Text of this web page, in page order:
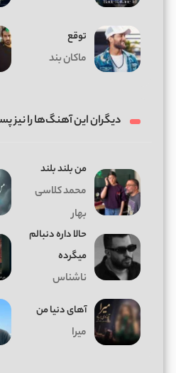
توقع
ماکان بند
دیگران این آهنگ‌ها را نیز
من بلند بلند
محمد کلاسی
بهار
حالا داره دنبالم
میگرده
ناشناس
آهای دنیا من
میرا